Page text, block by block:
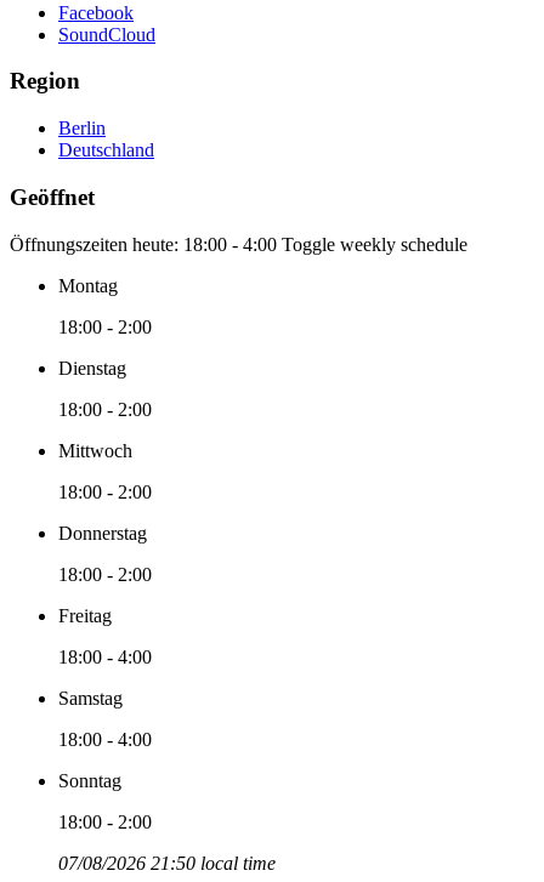
Facebook
SoundCloud
Region
Berlin
Deutschland
Geöffnet
Öffnungszeiten heute: 18:00 - 4:00 Toggle weekly schedule
Montag
18:00 - 2:00
Dienstag
18:00 - 2:00
Mittwoch
18:00 - 2:00
Donnerstag
18:00 - 2:00
Freitag
18:00 - 4:00
Samstag
18:00 - 4:00
Sonntag
18:00 - 2:00
07/08/2026 21:50 local time